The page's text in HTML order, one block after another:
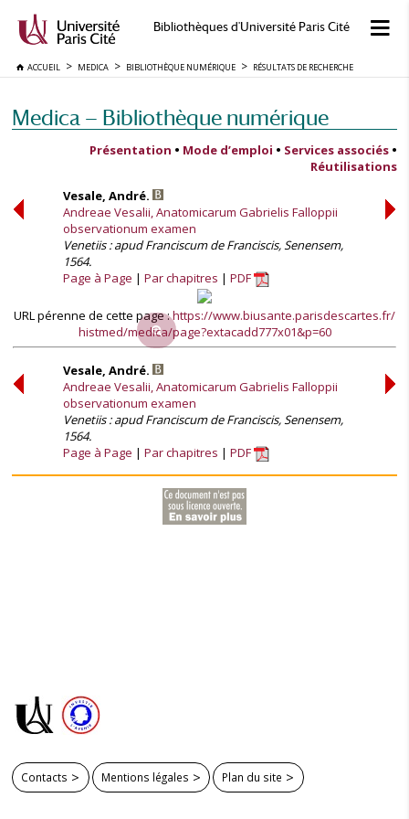
Bibliothèques d'Université Paris Cité
ACCUEIL MEDICA BIBLIOTHÈQUE NUMÉRIQUE RÉSULTATS DE RECHERCHE
Medica — Bibliothèque numérique
Présentation • Mode d’emploi • Services associés •
Réutilisations
Vesale, André.
Andreae Vesalii, Anatomicarum Gabrielis Falloppii
observationum examen
Venetiis : apud Franciscum de Franciscis, Senensem,
1564.
Page à Page
Par chapitres PDF
URL pérenne de cette page :https://www.biusante.parisdescartes.fr/
histmed/medica/page?extacadd777x01&p=60
Vesale, André.
Andreae Vesalii, Anatomicarum Gabrielis Falloppii
observationum examen
Venetiis : apud Franciscum de Franciscis, Senensem,
1564.
Page à Page
Par chapitres PDF
Contacts Mentions légales Plan du site